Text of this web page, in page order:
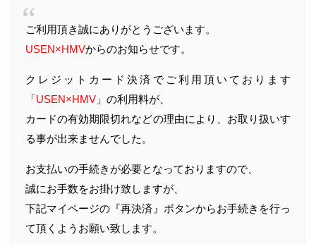
ご利用頂き誠にありがとうございます。
USEN×HMVからのお知らせです。
クレジットカード決済でご利用頂いております
「USEN×HMV 」の利用料が、
カードの有効期限切れなどの理由により、お取り扱いす
る事が出来ませんでした。
お支払いの手続きが必要となっておりますので、
誠にお手数をお掛け致しますが、
下記マイページの『再決済』ボタンからお手続きを行っ
て頂くようお願い致します。